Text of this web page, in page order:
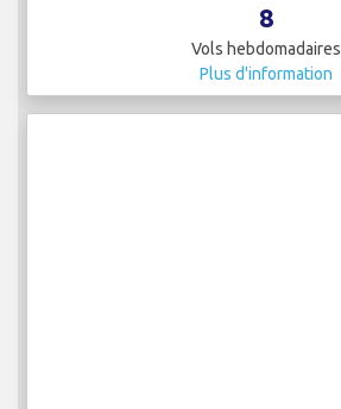
8
Vols hebdomadaires
Plus d'information